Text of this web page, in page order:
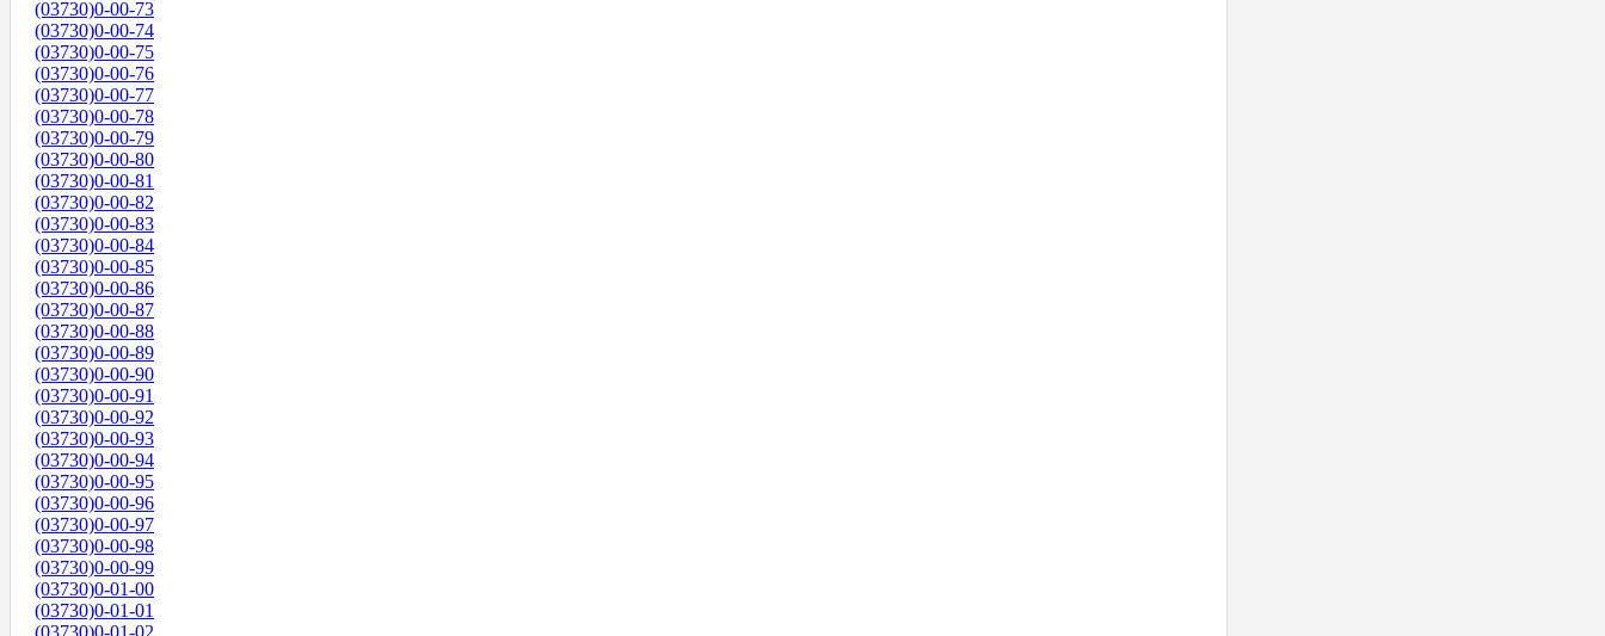
(03730)0-00-73
(03730)0-00-74
(03730)0-00-75
(03730)0-00-76
(03730)0-00-77
(03730)0-00-78
(03730)0-00-79
(03730)0-00-80
(03730)0-00-81
(03730)0-00-82
(03730)0-00-83
(03730)0-00-84
(03730)0-00-85
(03730)0-00-86
(03730)0-00-87
(03730)0-00-88
(03730)0-00-89
(03730)0-00-90
(03730)0-00-91
(03730)0-00-92
(03730)0-00-93
(03730)0-00-94
(03730)0-00-95
(03730)0-00-96
(03730)0-00-97
(03730)0-00-98
(03730)0-00-99
(03730)0-01-00
(03730)0-01-01
(03730)0-01-02